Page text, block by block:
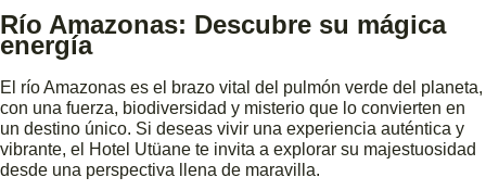
Río Amazonas: Descubre su mágica
energía
El río Amazonas es el brazo vital del pulmón verde del planeta,
con una fuerza, biodiversidad y misterio que lo convierten en
un destino único. Si deseas vivir una experiencia auténtica y
vibrante, el Hotel Utüane te invita a explorar su majestuosidad
desde una perspectiva llena de maravilla.